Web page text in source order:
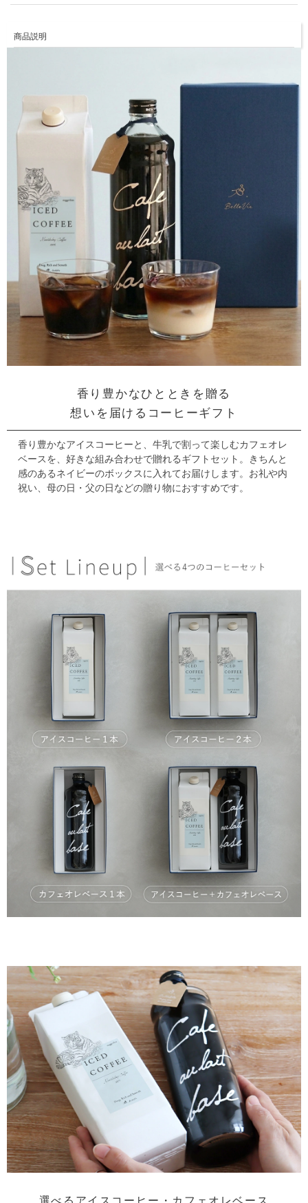
商品説明
香り豊かなひとときを贈る
想いを届けるコーヒーギフト
香り豊かなアイスコーヒーと、牛乳で割って楽しむカフェオレ
ベースを、 好きな組み合わせで贈れるギフトセット。
きちんと
感のあるネイビーのボックスに入れてお届けします。 お礼や内
祝い、母の日・父の日などの贈り物におすすめです。
選べるアイスコーヒー・ カフェオレベース